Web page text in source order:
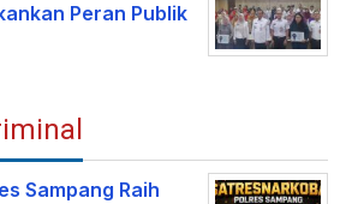
Peran Publik
Sampang Raih